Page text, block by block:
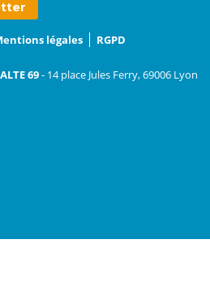
légales RGPD
69- 14 place Jules Ferry, 69006 Lyon